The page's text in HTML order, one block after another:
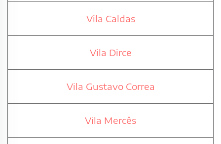
Vila Caldas
Vila Dirce
Vila Gustavo Correa
Vila Mercês